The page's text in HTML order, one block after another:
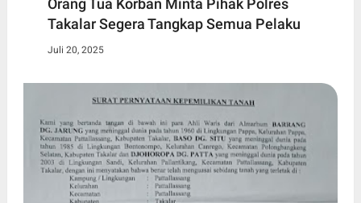
Orang Tua Korban Minta Pihak Polres
Takalar Segera Tangkap Semua Pelaku
Juli 20, 2025